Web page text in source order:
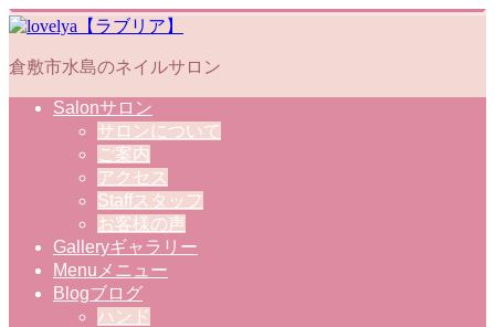
倉敷市水島のネイルサロン
Salonサロン
サロンについて
ご案内
アクセス
Staffスタッフ
お客様の声
Galleryギャラリー
Menu メニュー
Blogブログ
ハンド